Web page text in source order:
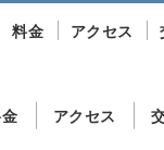
アクセス
料金 アクセス